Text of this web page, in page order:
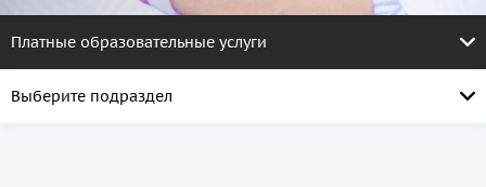
Платные образовательные услуги
Выберите подраздел